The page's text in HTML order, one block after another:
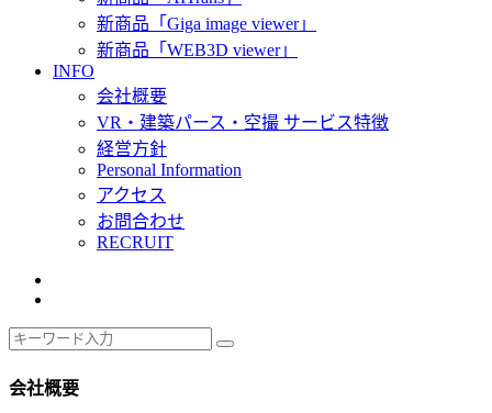
新商品「Giga image viewer」
新商品「WEB3D viewer」
INFO
会社概要
VR・建築パース・空撮 サービス特徴
経営方針
Personal Information
アクセス
お問合わせ
RECRUIT
会社概要